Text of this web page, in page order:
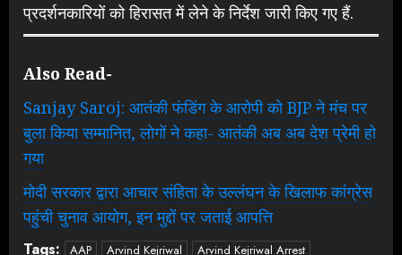
प्रदर्शनकारियों को हिरासत में लेने के निर्देश जारी किए गए हैं.
Also Read-
Sanjay Saroj: आतंकी फंडिंग के आरोपी को BJP ने मंच पर
बुला किया सम्मानित, लोगों ने कहा- आतंकी अब अब देश प्रेमी हो
गया
मोदी सरकार द्वारा आचार संहिता के उल्लंघन के खिलाफ कांग्रेस
पहुंची चुनाव आयोग, इन मुद्दों पर जताई आपत्ति
Tags: AAP Arvind Kejriwal
Arvind Kejriwal Arrest